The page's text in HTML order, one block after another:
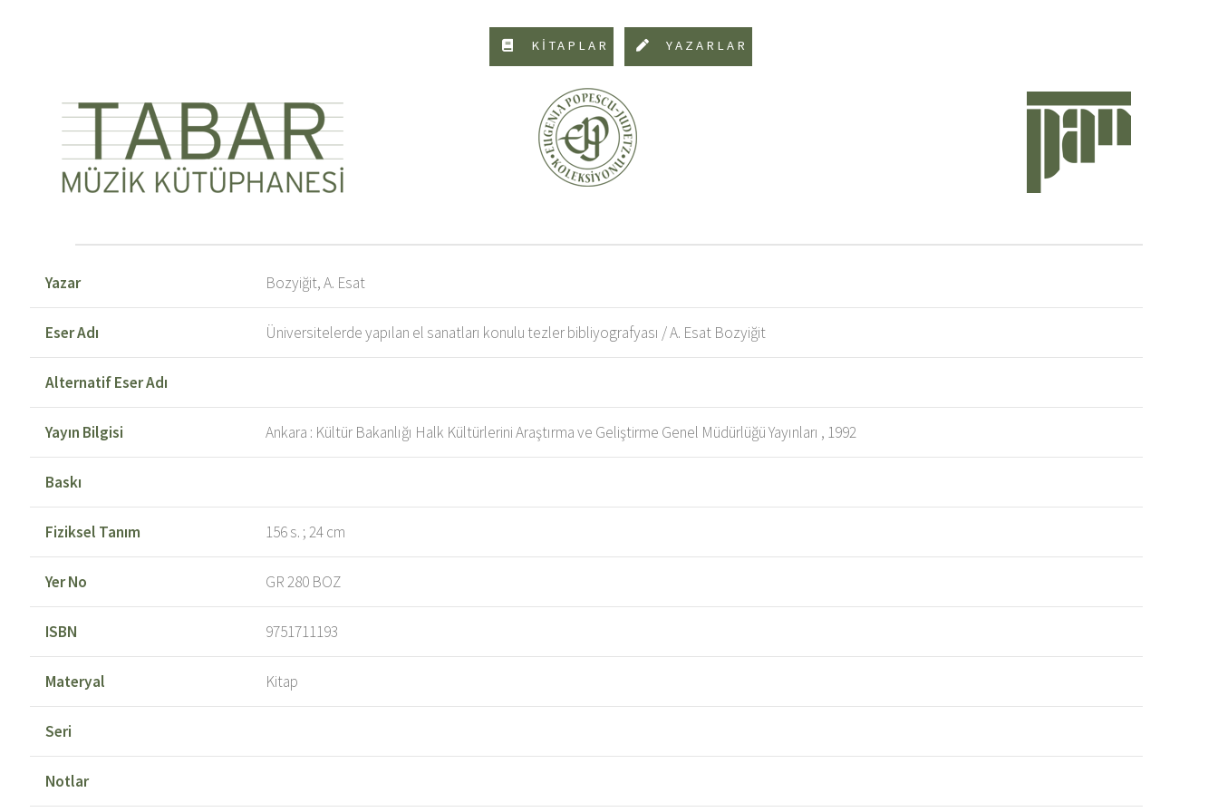
KİTAPLAR YAZARLAR
Yazar Bozyiğit, A. Esat
Eser Adı Üniversitelerde yapılan el sanatları konulu tezler bibliyografyası / A. Esat Bozyiğit
Alternatif Eser Adı
Yayın Bilgisi Ankara : Kültür Bakanlığı Halk Kültürlerini Araştırma ve Geliştirme Genel Müdürlüğü Yayınları , 1992
Baskı
Fiziksel Tanım 156 s. ; 24 cm
Yer No GR 280 BOZ
ISBN 9751711193
Materyal Kitap
Seri
Notlar